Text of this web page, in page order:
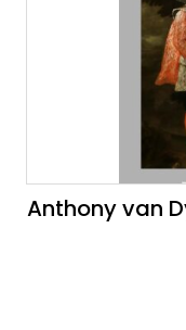
Anthony van